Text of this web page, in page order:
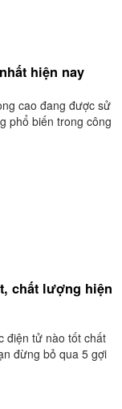
hiện nay
cao đang được sử
phổ biến trong công
chất lượng hiện
điện tử nào tốt chất
đừng bỏ qua 5 gợi